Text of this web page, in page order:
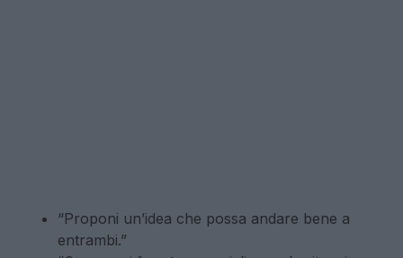
“Proponi un’idea che possa andare bene a
entrambi.”